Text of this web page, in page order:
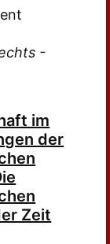
-
im
der
Zeit